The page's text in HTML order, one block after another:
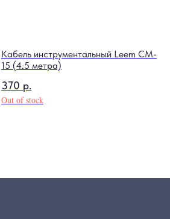
Кабель инструментальный Leem CM-
15 (4.5 метра)
370 р.
Out of stock